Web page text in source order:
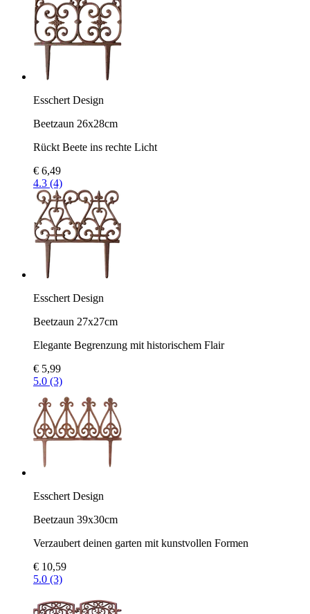
Esschert Design
Beetzaun 26x28cm
Rückt Beete ins rechte Licht
€ 6,49
4.3 (4)
Esschert Design
Beetzaun 27x27cm
Elegante Begrenzung mit historischem Flair
€ 5,99
5.0 (3)
Esschert Design
Beetzaun 39x30cm
Verzaubert deinen garten mit kunstvollen Formen
€ 10,59
5.0 (3)